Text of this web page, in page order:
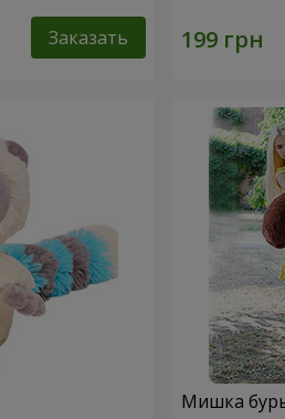
Заказать
Мишка